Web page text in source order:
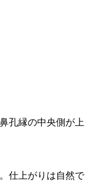
孔縁の中央側が上
仕上がりは自然で